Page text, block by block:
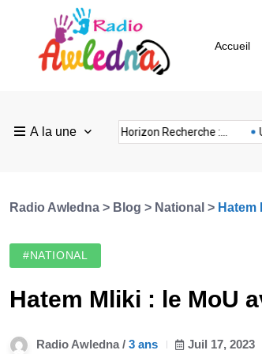
Accueil
A la une
:... FEF Horizon Recherche :... Un
nubia prison
Radio
Awledna
Radio Awledna > Blog > National > Hatem
#NATIONAL
Hatem Mliki : le MoU
Radio Awledna / 3 ans Juil 17, 2023